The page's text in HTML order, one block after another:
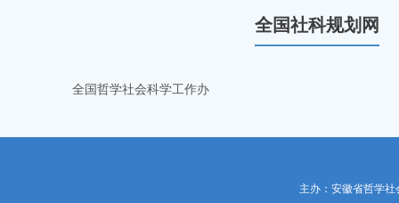
全国社科规划网
全国哲学社会科学工作办
主办：安徽省哲学